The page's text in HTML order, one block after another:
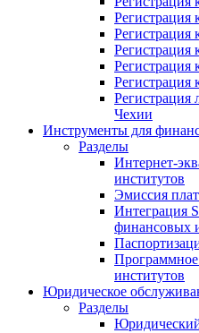
Регистрация
Регистрация
Регистрация
Чехии
Инструменты для
Разделы
Интернет-
институтов
Эмиссия
Интеграция
финансовых
институтов
Юридическое
Разделы